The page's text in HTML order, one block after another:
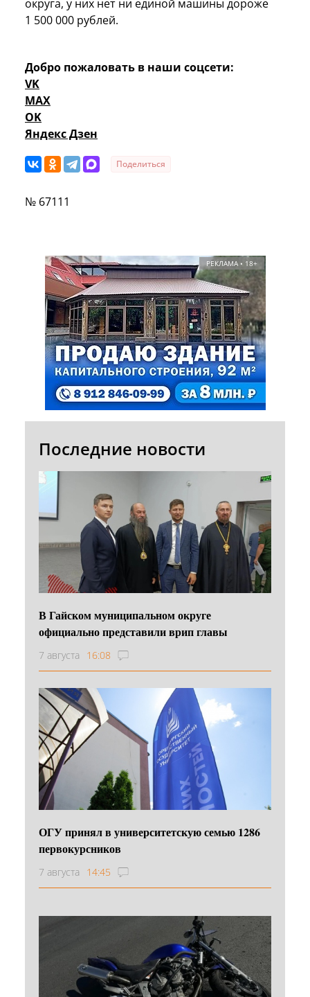
округа, у них нет ни единой машины дороже
1 500 000 рублей.
Добро пожаловать в наши соцсети:
VK
MAX
OK
Яндекс Дзен
Поделиться
№ 67111
РЕКЛАМА • 18+
Последние новости
В Гайском муниципальном округе
официально представили врип главы
7 августа 16:08
ОГУ принял в университетскую семью 1286
первокурсников
7 августа 14:45